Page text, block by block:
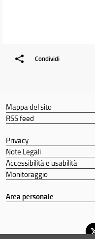
Condividi
Mappa del sito
RSS feed
Privacy
Note Legali
Accessibilità e usabilità
Monitoraggio
Area personale